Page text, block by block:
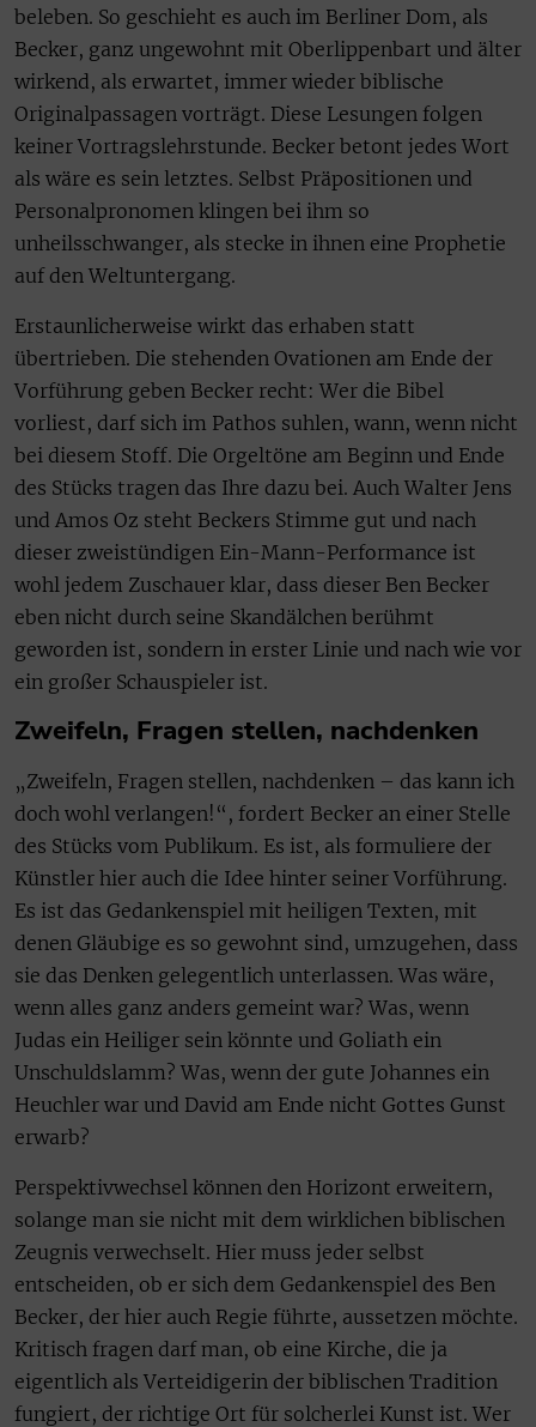
beleben. So geschieht es auch im Berliner Dom, als
Becker, ganz ungewohnt mit Oberlippenbart und älter
wirkend, als erwartet, immer wieder biblische
Originalpassagen vorträgt. Diese Lesungen folgen
keiner Vortragslehrstunde. Becker betont jedes Wort
als wäre es sein letztes. Selbst Präpositionen und
Personalpronomen klingen bei ihm so
unheilsschwanger, als stecke in ihnen eine Prophetie
auf den Weltuntergang.
Erstaunlicherweise wirkt das erhaben statt
übertrieben. Die stehenden Ovationen am Ende der
Vorführung geben Becker recht: Wer die Bibel
vorliest, darf sich im Pathos suhlen, wann, wenn nicht
bei diesem Stoff. Die Orgeltöne am Beginn und Ende
des Stücks tragen das Ihre dazu bei. Auch Walter Jens
und Amos Oz steht Beckers Stimme gut und nach
dieser zweistündigen Ein-Mann-Performance ist
wohl jedem Zuschauer klar, dass dieser Ben Becker
eben nicht durch seine Skandälchen berühmt
geworden ist, sondern in erster Linie und nach wie vor
ein großer Schauspieler ist.
Zweifeln, Fragen stellen, nachdenken
„Zweifeln, Fragen stellen, nachdenken – das kann ich
doch wohl verlangen!“, fordert Becker an einer Stelle
des Stücks vom Publikum. Es ist, als formuliere der
Künstler hier auch die Idee hinter seiner Vorführung.
Es ist das Gedankenspiel mit heiligen Texten, mit
denen Gläubige es so gewohnt sind, umzugehen, dass
sie das Denken gelegentlich unterlassen. Was wäre,
wenn alles ganz anders gemeint war? Was, wenn
Judas ein Heiliger sein könnte und Goliath ein
Unschuldslamm? Was, wenn der gute Johannes ein
Heuchler war und David am Ende nicht Gottes Gunst
erwarb?
Perspektivwechsel können den Horizont erweitern,
solange man sie nicht mit dem wirklichen biblischen
Zeugnis verwechselt. Hier muss jeder selbst
entscheiden, ob er sich dem Gedankenspiel des Ben
Becker, der hier auch Regie führte, aussetzen möchte.
Kritisch fragen darf man, ob eine Kirche, die ja
eigentlich als Verteidigerin der biblischen Tradition
fungiert, der richtige Ort für solcherlei Kunst ist. Wer